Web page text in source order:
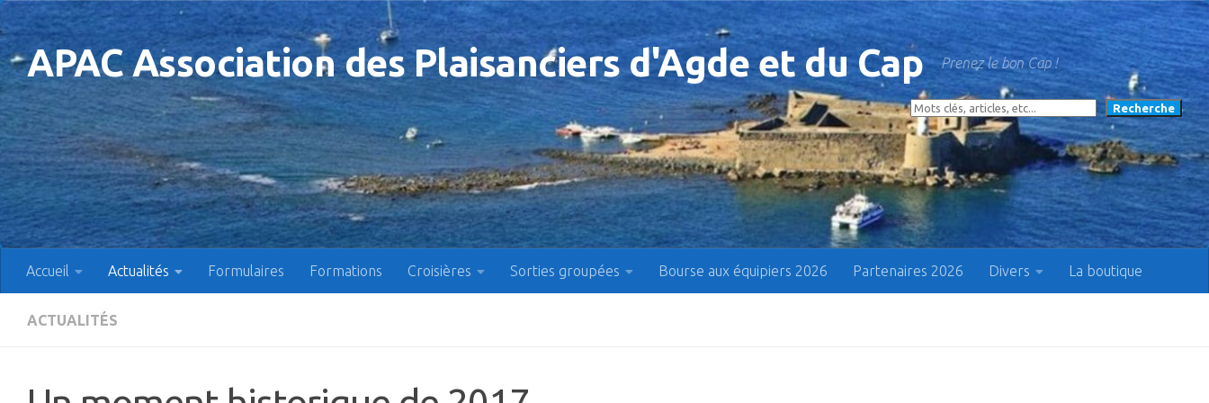
Skip to content
APAC Association des Plaisanciers d'Agde et du Cap Prenez le bon Cap !
Rechercher Recherche
Accueil Actualités Formulaires Formations Croisières Sorties groupées Bourse aux équipiers 2026 Partenaires 2026 Divers La boutique
ACTUALITÉS